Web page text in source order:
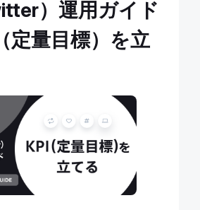
）運用ガイド
量目標）を立